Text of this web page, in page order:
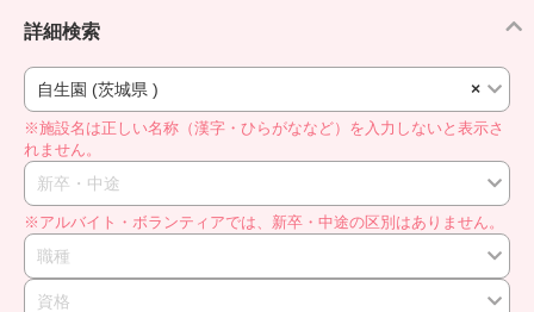
詳細検索
×
自生園 (茨城県 )
※施設名は正しい名称（漢字・ひらがななど）を入力しないと表示さ
れません。
新卒・中途
※アルバイト・ボランティアでは、新卒・中途の区別はありません。
職種
資格